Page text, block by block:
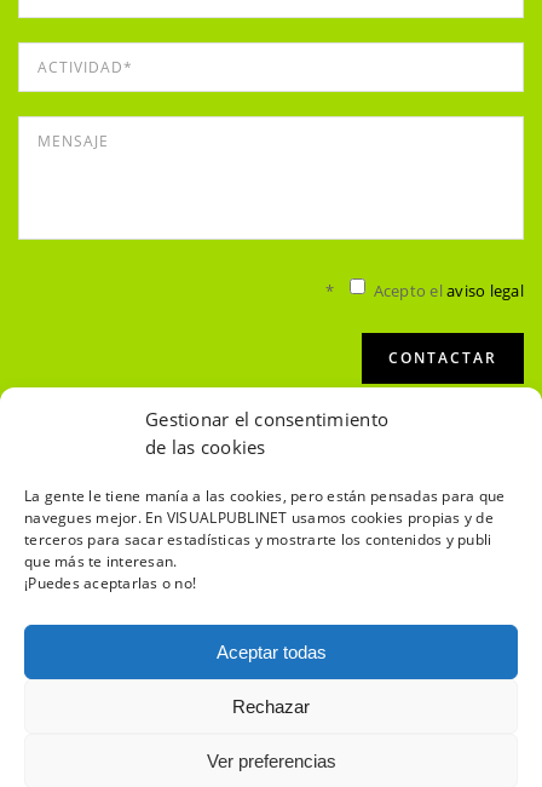
Gestionar el consentimiento
de las cookies
La gente le tiene manía a las cookies, pero están pensadas para que
navegues mejor. En VISUALPUBLINET usamos cookies propias y de
terceros para sacar estadísticas y mostrarte los contenidos y publi
que más te interesan.
¡Puedes aceptarlas o no!
Aceptar todas
Rechazar
Ver preferencias
* Acepto elaviso legal
© 2019 VISUAL PUBLINET - AYUDAS Y SUBVENCIONES
CORUÑA ·981 12 95 03